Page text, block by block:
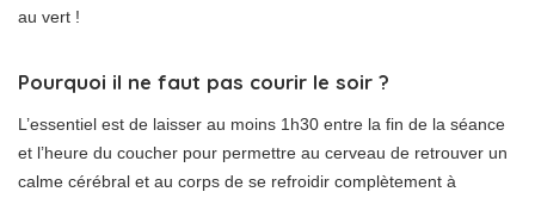
au vert !
Pourquoi il ne faut pas courir le soir ?
L’essentiel est de laisser au moins 1h30 entre la fin de la séance
et l’heure du coucher pour permettre au cerveau de retrouver un
calme cérébral et au corps de se refroidir complètement à